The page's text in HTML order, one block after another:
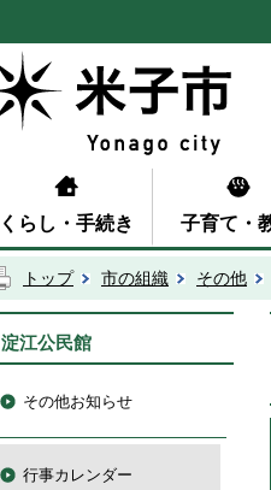
くらし・手続き 子育て・
トップ 市の組織 その他
淀江公民館
その他お知らせ
行事カレンダー